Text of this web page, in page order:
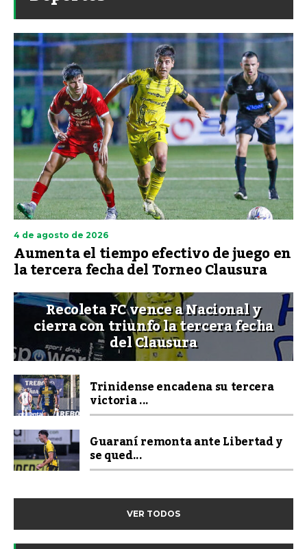
4 de agosto de 2026
Aumenta el tiempo efectivo de juego en
la tercera fecha del Torneo Clausura
Recoleta FC vence a Nacional y
cierra con triunfo la tercera fecha
del Clausura
Trinidense encadena su tercera
victoria ...
Guaraní remonta ante Libertad y
se qued...
VER TODOS